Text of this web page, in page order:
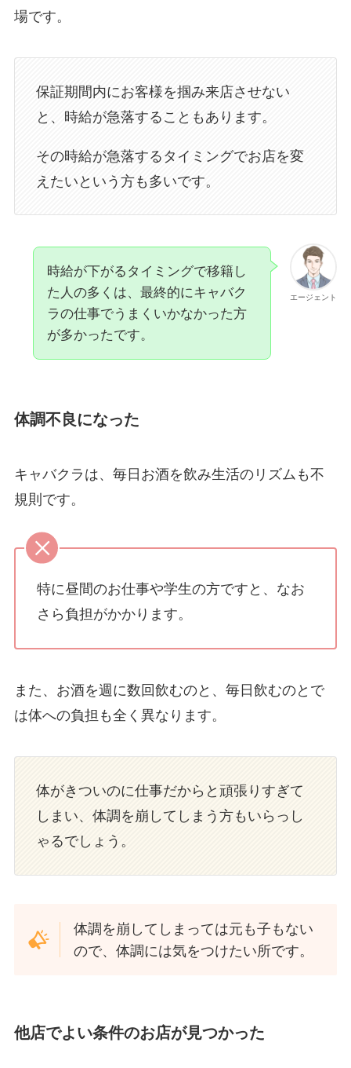
場です。
保証期間内にお客様を掴み来店させない
と、時給が急落することもあります。
その時給が急落するタイミングでお店を変
えたいという方も多いです。
エージェント
時給が下がるタイミングで移籍し
た人の多くは、最終的にキャバク
ラの仕事でうまくいかなかった方
が多かったです。
体調不良になった
キャバクラは、毎日お酒を飲み生活のリズムも不
規則です。
特に昼間のお仕事や学生の方ですと、なお
さら負担がかかります。
また、お酒を週に数回飲むのと、毎日飲むのとで
は体への負担も全く異なります。
体がきついのに仕事だからと頑張りすぎて
しまい、体調を崩してしまう方もいらっし
ゃるでしょう。
体調を崩してしまっては元も子もない
ので、体調には気をつけたい所です。
他店でよい条件のお店が見つかった